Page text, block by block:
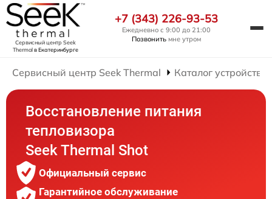
Сервисный центр Seek
Thermalв Екатеринбурге
+7 (343) 226-93-53
Ежедневно с 9:00 до 21:00
Позвонить мне утром
Сервисный центр Seek Thermal Каталог устройств
Восстановление питания
тепловизора
Seek Thermal Shot
Официальный сервис
Гарантийное обслуживание